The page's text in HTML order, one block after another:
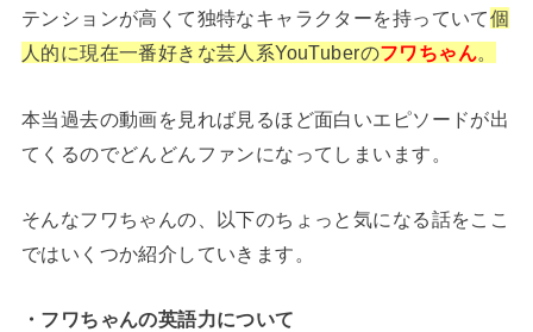
テンションが高くて独特なキャラクターを持っていて個
人的に現在一番好きな芸人系YouTuberのフワちゃん。
本当過去の動画を見れば見るほど面白いエピソードが出
てくるのでどんどんファンになってしまいます。
そんなフワちゃんの、以下のちょっと気になる話をここ
ではいくつか紹介していきます。
・フワちゃんの英語力について